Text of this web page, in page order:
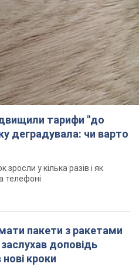
тарифи "до
деградувала: чи варто
у кілька разів і як
телефоні
пакети з ракетами
доповідь
кроки